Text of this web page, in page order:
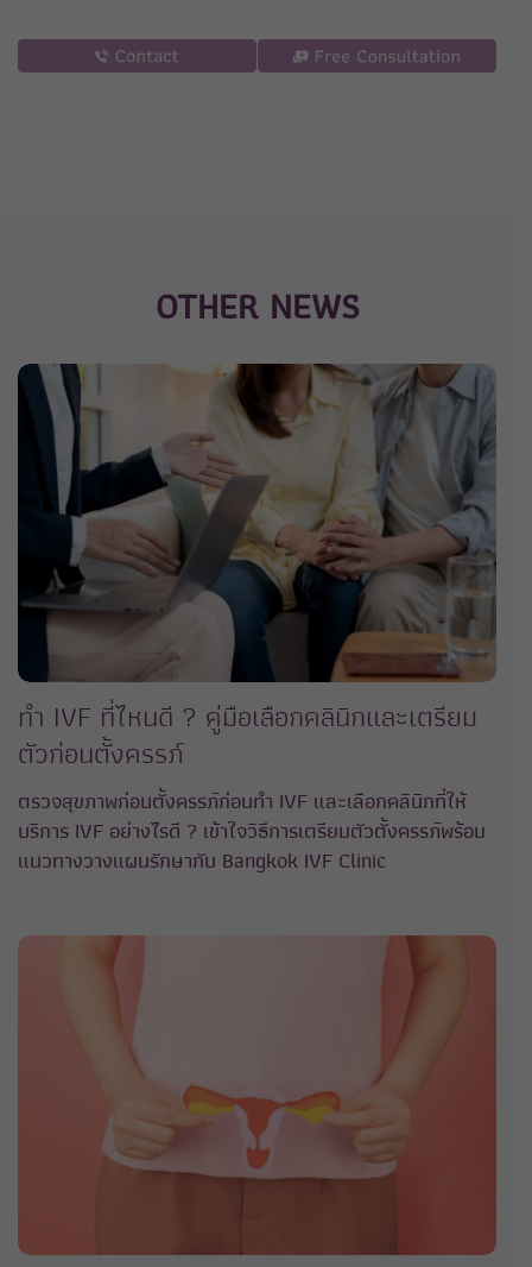
OTHER NEWS
ทำ IVF ที่ไหนดี ? คู่มือเลือกคลินิกและเตรียม
ตัวก่อนตั้งครรภ์
ตรวจสุขภาพก่อนตั้งครรภ์ก่อนทำ IVF และเลือกคลินิกที่ให้
บริการ IVF อย่างไรดี ? เข้าใจวิธีการเตรียมตัวตั้งครรภ์พร้อม
แนวทางวางแผนรักษากับ Bangkok IVF Clinic